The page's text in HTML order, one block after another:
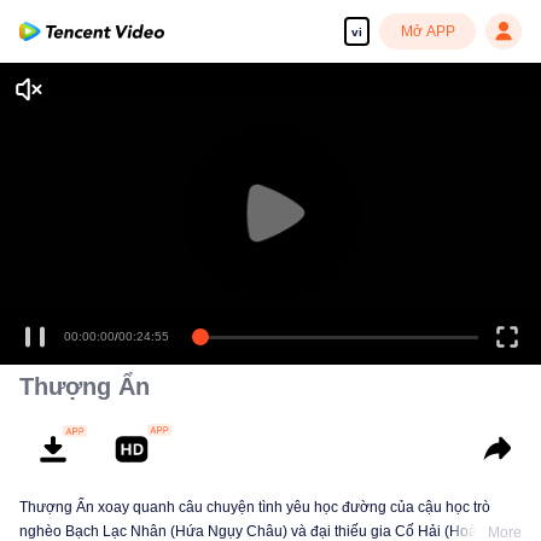
vi Mở APP
00:00:00/00:24:55
Thượng Ẩn
Thượng Ẩn xoay quanh câu chuyện tình yêu học đường của cậu học trò
nghèo Bạch Lạc Nhân (Hứa Ngụy Châu) và đại thiếu gia Cố Hải (HoàngMore